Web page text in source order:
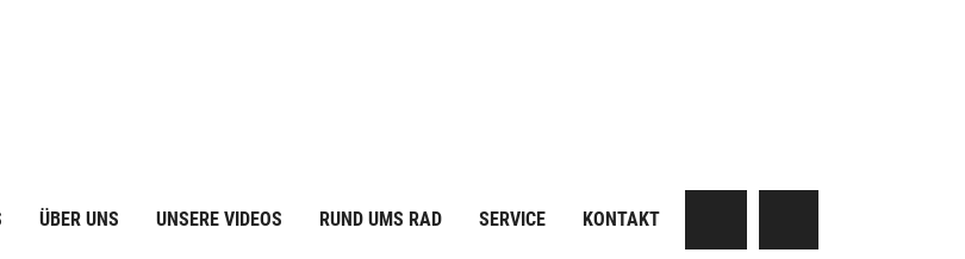
ÜBER UNS UNSERE VIDEOS RUND UMS RAD SERVICE KONTAKT